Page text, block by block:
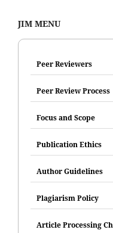
JIM MENU
Peer Reviewers
Peer Review Process
Focus and Scope
Publication Ethics
Author Guidelines
Plagiarism Policy
Article Processing